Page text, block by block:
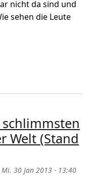
nicht da sind und
sehen die Leute
Demokratie in
Welt (Stand
Mi. 30 Jan 2013 - 13:40